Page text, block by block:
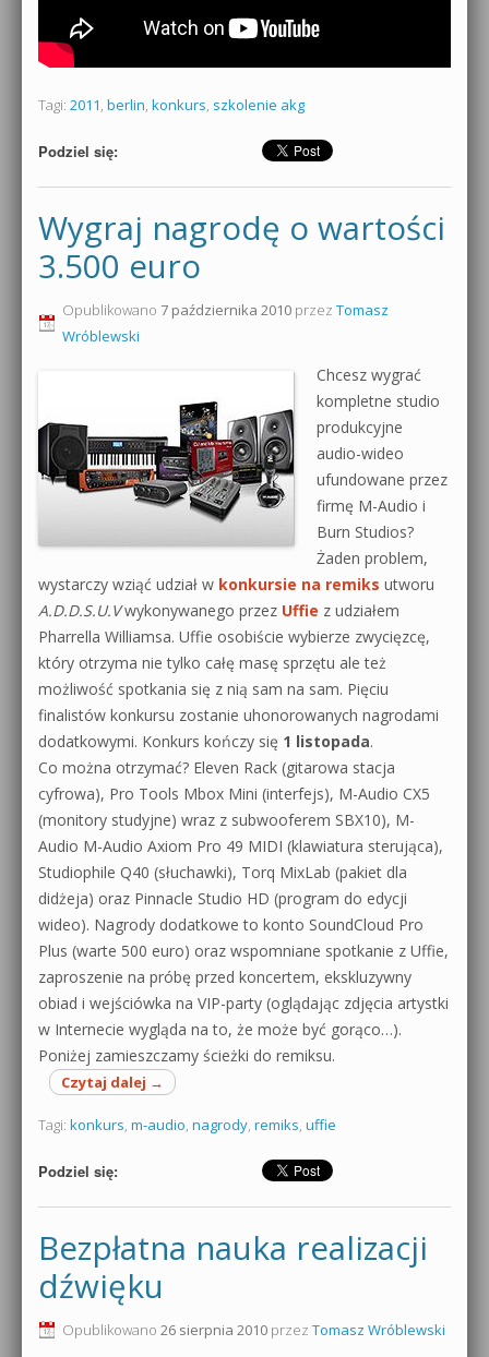
Tagi: 2011, berlin, konkurs, szkolenie akg
Podziel się:
Wygraj nagrodę o wartości
3.500 euro
Opublikowano 7 października 2010 przez Tomasz
Wróblewski
Chcesz wygrać
kompletne studio
produkcyjne
audio-wideo
ufundowane przez
firmę M-Audio i
Burn Studios?
Żaden problem,
wystarczy wziąć udział w konkursie na remiks utworu
A.D.D.S.U.Vwykonywanego przez Uffie z udziałem
Pharrella Williamsa. Uffie osobiście wybierze zwycięzcę,
który otrzyma nie tylko całę masę sprzętu ale też
możliwość spotkania się z nią sam na sam. Pięciu
finalistów konkursu zostanie uhonorowanych nagrodami
dodatkowymi. Konkurs kończy się 1 listopada.
Co można otrzymać? Eleven Rack (gitarowa stacja
cyfrowa), Pro Tools Mbox Mini (interfejs), M-Audio CX5
(monitory studyjne) wraz z subwooferem SBX10), M-
Audio M-Audio Axiom Pro 49 MIDI (klawiatura sterująca),
Studiophile Q40 (słuchawki), Torq MixLab (pakiet dla
didżeja) oraz Pinnacle Studio HD (program do edycji
wideo). Nagrody dodatkowe to konto SoundCloud Pro
Plus (warte 500 euro) oraz wspomniane spotkanie z Uffie,
zaproszenie na próbę przed koncertem, ekskluzywny
obiad i wejściówka na VIP-party (oglądając zdjęcia artystki
w Internecie wygląda na to, że może być gorąco…).
Poniżej zamieszczamy ścieżki do remiksu.
Czytaj dalej →
Tagi: konkurs, m-audio, nagrody, remiks, uffie
Podziel się:
Bezpłatna nauka realizacji
dźwięku
Opublikowano 26 sierpnia 2010 przez Tomasz Wróblewski